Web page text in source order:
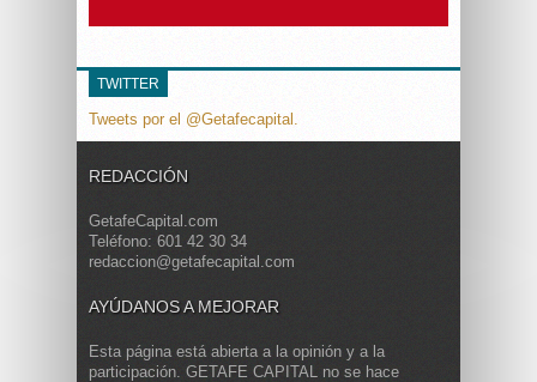
TWITTER
Tweets por el @Getafecapital.
REDACCIÓN
GetafeCapital.com
Teléfono: 601 42 30 34
redaccion@getafecapital.com
AYÚDANOS A MEJORAR
Esta página está abierta a la opinión y a la
participación. GETAFE CAPITAL no se hace